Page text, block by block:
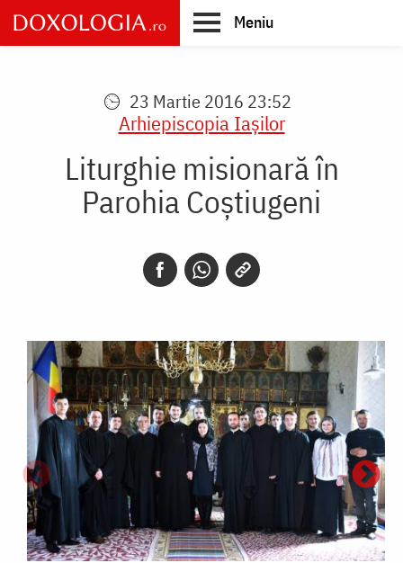
Skip
to
main
Meniu
23 Martie 2016 23:52
Arhiepiscopia Iaşilor
Liturghie misionară în
Parohia Coștiugeni